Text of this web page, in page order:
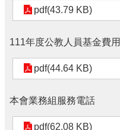
pdf(43.79 KB)
111年度公教人員基金費
pdf(44.64 KB)
本會業務組服務電話
pdf(62.08 KB)